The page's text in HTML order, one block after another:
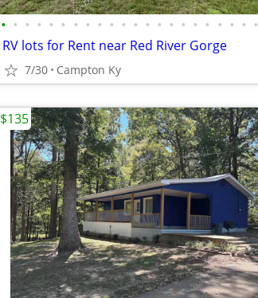
• • • • • • • • • • • • • • • • • • • • • •
RV lots for Rent near Red River Gorge
7/30 Campton Ky
$135